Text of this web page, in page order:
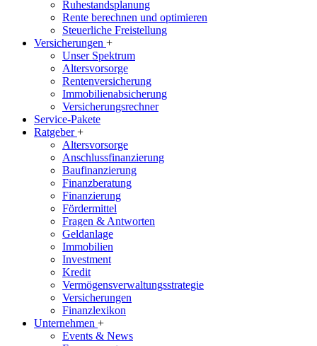
Ruhestandsplanung
Rente berechnen und optimieren
Steuerliche Freistellung
Versicherungen +
Unser Spektrum
Altersvorsorge
Rentenversicherung
Immobilienabsicherung
Versicherungsrechner
Service-Pakete
Ratgeber+
Altersvorsorge
Anschlussfinanzierung
Baufinanzierung
Finanzberatung
Finanzierung
Fördermittel
Fragen & Antworten
Geldanlage
Immobilien
Investment
Kredit
Vermögensverwaltungsstrategie
Versicherungen
Finanzlexikon
Unternehmen +
Events & News